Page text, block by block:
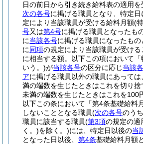
日の前日から引き続き給料表の適用を
次の各号に掲げる職員となり、特定日
定により当該職員が受ける給料月額(
号又は第4号に掲げる職員となったも
に当該各号に掲げる職員になったも
に同項の規定により当該職員が受け
に相当する額。以下この項において「
いう。)が当該各号の区分に応じ当該
アに掲げる職員以外の職員にあって
満の端数を生じたときはこれを切り
未満の端数を生じたときはこれを100
以下この条において「第4条基礎給料
しないこととなる職員(次の各号のう
職員に該当する職員(第3項の規定の適
く。)を除く。)には、特定日以後の当
となった日以後、 第4条基礎給料月額